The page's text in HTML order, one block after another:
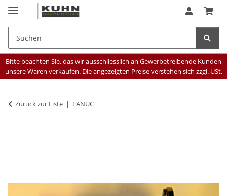
Bitte beachten Sie, das wir ausschliesslich an Gewerbetreibende Kunden
unsere Waren verkaufen. Die angezeigten Preise verstehen sich zzgl. USt.
Zurück zur Liste FANUC